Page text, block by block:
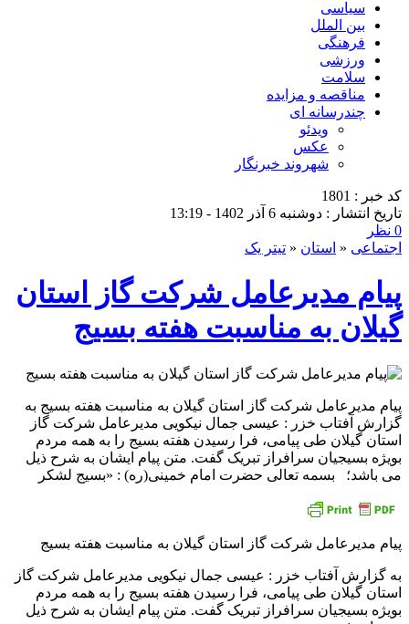
سیاسی
بین الملل
فرهنگی
ورزشی
سلامت
مناقصه و مزایده
چندرسانه ای
ویدئو
عکس
شهروند خبرنگار
کد خبر : 1801
تاریخ انتشار : دوشنبه 6 آذر 1402 - 13:19
0 نظر
اجتماعی « استان « تیتر یک
پیام مدیرعامل شرکت گاز استان
گیلان به مناسبت هفته بسیج
پیام مدیرعامل شرکت گاز استان گیلان به مناسبت هفته بسیج به
گزارش آفتاب خزر : عیسی جمال نیکویی مدیرعامل شرکت گاز
استان گیلان طی پیامی، فرا رسیدن هفته بسیج را به همه مردم
بویژه بسیجیان سرافراز تبریک گفت. متن پیام ایشان به شرح ذیل
می باشد؛ بسمه تعالی حضرت امام خمینی(ره) : «بسیج لشکر
پیام مدیرعامل شرکت گاز استان گیلان به مناسبت هفته بسیج
به گزارش آفتاب خزر : عیسی جمال نیکویی مدیرعامل شرکت گاز
استان گیلان طی پیامی، فرا رسیدن هفته بسیج را به همه مردم
بویژه بسیجیان سرافراز تبریک گفت. متن پیام ایشان به شرح ذیل